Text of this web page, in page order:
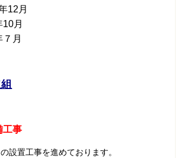
12月
月
月
工事
置工事を進めております。